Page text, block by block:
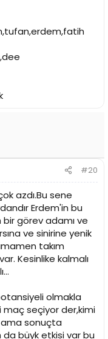
#20
azdı.Bu sene
Erdem'in bu
bir görev adamı ve
ve sinirine yenik
takım
Kesinlike kalmalı
olmakla
maç seçiyor der,kimi
sonuçta
da büyk etkisi var bu